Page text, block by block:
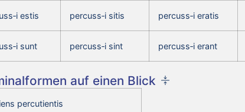
estis percuss‑i sitis percuss‑i eratis
sunt percuss‑i sint percuss‑i erant
auf einen Blick
percutientis